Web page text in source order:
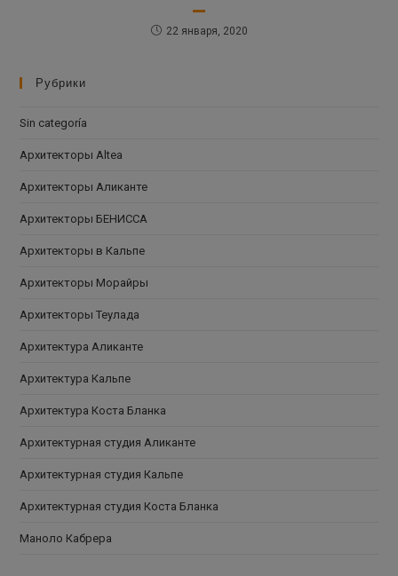
22 января, 2020
Рубрики
Sin categoría
Архитекторы Altea
Архитекторы Аликанте
Архитекторы БЕНИССА
Архитекторы в Кальпе
Архитекторы Морайры
Архитекторы Теулада
Архитектура Аликанте
Архитектура Кальпе
Архитектура Коста Бланка
Архитектурная студия Аликанте
Архитектурная студия Кальпе
Архитектурная студия Коста Бланка
Маноло Кабрера